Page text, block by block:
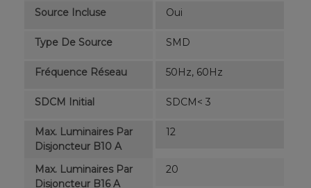
Source Incluse Oui
Type De Source SMD
Fréquence Réseau 50Hz, 60Hz
SDCM Initial SDCM< 3
Max. Luminaires Par
Disjoncteur B10 A
12
Max. Luminaires Par
Disjoncteur B16 A
20